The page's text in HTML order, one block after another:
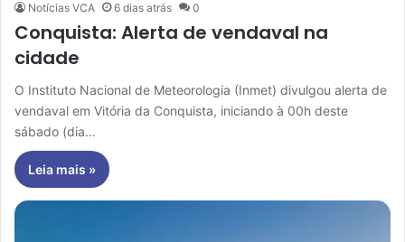
Notícias VCA 6 dias atrás 0
Conquista: Alerta de vendaval na
cidade
O Instituto Nacional de Meteorologia (Inmet) divulgou alerta de
vendaval em Vitória da Conquista, iniciando à 00h deste
sábado (dia…
Leia mais »